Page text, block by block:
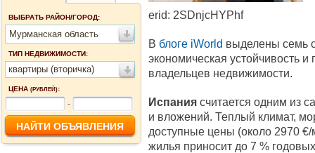
ВЫБРАТЬ РАЙОН/ГОРОД:
Мурманская область
ТИП НЕДВИЖИМОСТИ:
квартиры (вторичка)
ЦЕНА (РУБЛЕЙ):
-
erid: 2SDnjcHYPhf
В блоге iWorld выделены семь
экономическая устойчивость
владельцев недвижимости.
Испания считается одним из
и вложений. Теплый климат,
доступные цены (около 2970
жилья приносит до 7 %